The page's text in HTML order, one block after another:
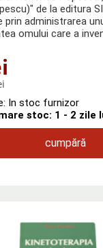
de la editura
prin administrarea
omului care a
In stoc furnizor
stoc: 1 - 2 zile
cumpără